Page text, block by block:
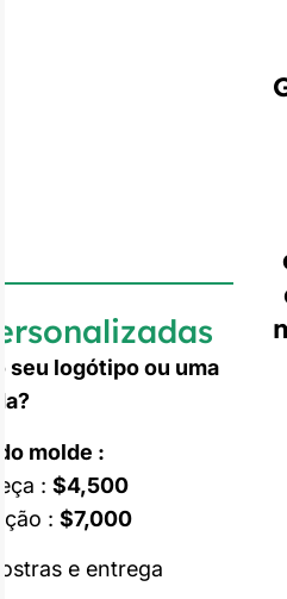
seu logótipo ou uma
molde :
: $4,500
: $7,000
e entrega